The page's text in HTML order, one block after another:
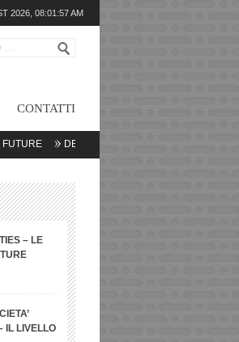
2026, 08:01:57 AM
CONTATTI
DEBITI DELLE SOCIETA’ TECNOLOGICHE – IL
– LE
IL LIVELLO